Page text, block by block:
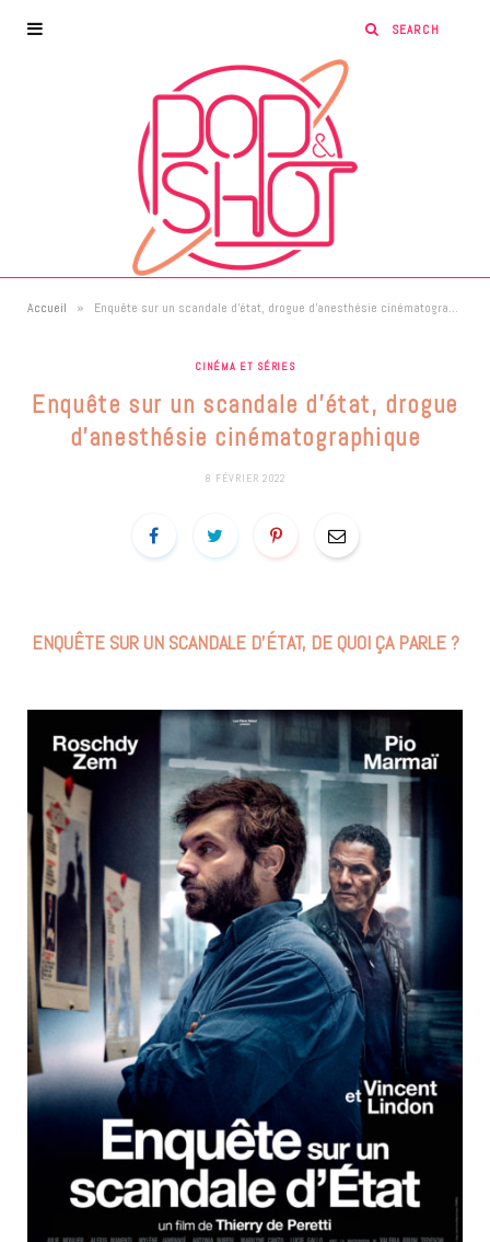
Accueil » Enquête sur un scandale d’état, drogue d’anesthésie cinématographique
CINÉMA ET SÉRIES
Enquête sur un scandale d’état, drogue
d’anesthésie cinématographique
8 FÉVRIER 2022
ENQUÊTE SUR UN SCANDALE D’ÉTAT, DE QUOI ÇA PARLE ?